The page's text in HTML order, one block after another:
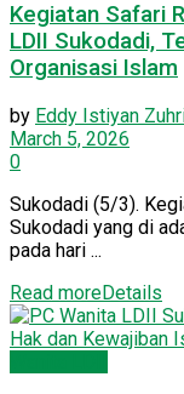
Kegiatan Safari
LDII Sukodadi,
Organisasi Islam
by Eddy Istiyan
March 5, 2026
0
Sukodadi (5/3).
Sukodadi yang di
pada hari ...
Read moreDetails